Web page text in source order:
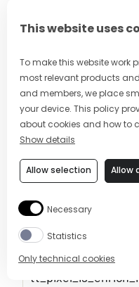
This website uses
To make this website work
most relevant products
and members, we place
your device. This policy
about cookies and how to
Show details
Only technical cookies
Allow selection Allow
Necessary
Statistics
crm_forms_header
_banner_show_cou
nter
ounter
tt_pixel_is_enrich_i